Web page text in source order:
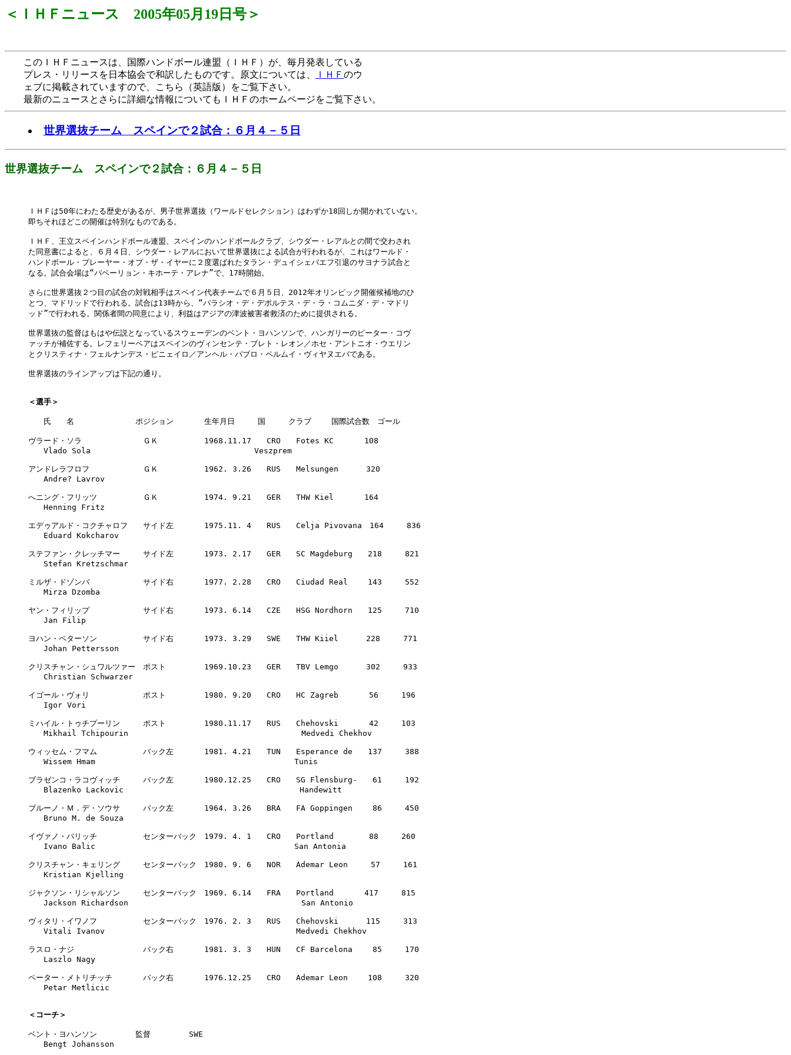
＜ＩＨＦニュース 2005年05月19日号＞
このＩＨＦニュースは、国際ハンドボール連盟（ＩＨＦ）が、毎月発表している
プレス・リリースを日本協会で和訳したものです。原文については、
ＩＨＦ のウ
ェブに掲載されていますので、こちら（英語版）をご覧下さい。
最新のニュースとさらに詳細な情報についてもＩＨＦのホームページをご覧下さい。
世界選抜チーム スペインで２試合：６月４－５日
世界選抜チーム スペインで２試合：６月４－５日
ＩＨＦは50年にわたる歴史があるが、男子世界選抜（ワールドセレクション）はわずか18回しか開かれていない。
即ちそれほどこの開催は特別なものである。
ＩＨＦ、王立スペインハンドボール連盟、スペインのハンドボールクラブ、シウダー・レアルとの間で交わされ
た同意書によると、６月４日、シウダー・レアルにおいて世界選抜による試合が行われるが、これはワールド・
ハンドボール・プレーヤー・オブ・ザ・イヤーに２度選ばれたタラン・デュイシェバエフ引退のサヨナラ試合と
なる。試合会場は“パベーリョン・キホーテ・アレナ”で、17時開始。
さらに世界選抜２つ目の試合の対戦相手はスペイン代表チームで６月５日、2012年オリンピック開催候補地のひ
とつ、マドリッドで行われる。試合は13時から、“パラシオ・デ・デポルテス・デ・ラ・コムニダ・デ・マドリ
ッド”で行われる。関係者間の同意により、利益はアジアの津波被害者救済のために提供される。
世界選抜の監督はもはや伝説となっているスウェーデンのベント・ヨハンソンで、ハンガリーのピーター・コヴ
ァッチが補佐する。レフェリーペアはスペインのヴィンセンテ・ブレト・レオン／ホセ・アントニオ・ウエリン
とクリスティナ・フェルナンデス・ピニェイロ／アンヘル・パブロ・ペルムイ・ヴィヤヌエバである。
世界選抜のラインアップは下記の通り。
＜選手＞
氏　　名　　　　　　　　ポジション　　　　生年月日　　　国　　　クラブ　　 国際試合数　ゴール
ヴラード・ソラ　　　　　　　　ＧＫ　　　　　　1968.11.17　　CRO　　Fotes KC　　　　108
Vlado Sola 					Veszprem
アンドレラフロフ　　　　　　　ＧＫ　　　　　　1962. 3.26　　RUS　　Melsungen　　　 320
Andre? Lavrov
へニング・フリッツ　　　　　　ＧＫ　　　　　　1974. 9.21　　GER　　THW Kiel　　　　164
Henning Fritz
エデゥアルド・コクチャロフ　　サイド左　　　　1975.11. 4　　RUS　　Celja Pivovana　164　　　836
Eduard Kokcharov
ステファン・クレッチマー　　　サイド左　　　　1973. 2.17　　GER　　SC Magdeburg　　218　　　821
Stefan Kretzschmar
ミルザ・ドゾンバ　　　　　　　サイド右　　　　1977. 2.28　　CRO　　Ciudad Real　　 143　　　552
Mirza Dzomba
ヤン・フィリップ　　　　　　　サイド右　　　　1973. 6.14　　CZE　　HSG Nordhorn　　125　　　710
Jan Filip
ヨハン・ペターソン　　　　　　サイド右　　　　1973. 3.29　　SWE　　THW Kiiel　　　 228　　　771
Johan Pettersson
クリスチャン・シュワルツァー　ポスト　　　　　1969.10.23　　GER　　TBV Lemgo　　　 302　　　933
Christian Schwarzer
イゴール・ヴォリ　　　　　　　ポスト　　　　　1980. 9.20　　CRO　　HC Zagreb　　　　56　　　196
Igor Vori
ミハイル・トゥチプーリン　　　ポスト　　　　　1980.11.17　　RUS　　Chehovski　　　　42　　　103
Mikhail Tchipourin　　　　　　　　　　　　　　　　　　　　　　 Medvedi Chekhov
ウィッセム・フマム　　　　　　バック左　　　　1981. 4.21　　TUN　　Esperance de　　137　　　388
Wissem Hmam　　　　　　　　　　　　　　　　　　　　　　　　　　Tunis
ブラゼンコ・ラコヴィッチ　　　バック左　　　　1980.12.25　　CRO　　SG Flensburg-　　61　　　192
Blazenko Lackovic　　　　　　　　　　　　　　　　　　　　　　　Handewitt
ブルーノ・Ｍ．デ・ソウサ　　　バック左　　　　1964. 3.26　　BRA　　FA Goppingen　　 86　　　450
Bruno M. de Souza
イヴァノ・バリッチ　　　　　　センターバック　1979. 4. 1　　CRO　　Portland　　　　 88　　　260
Ivano Balic　　　　　　　　　　　　　　　　　　　　　　　　　　San Antonia
クリスチャン・キェリング　　　センターバック　1980. 9. 6　　NOR　　Ademar Leon　　　57　　　161
Kristian Kjelling
ジャクソン・リシャルソン　　　センターバック　1969. 6.14　　FRA　　Portland　　　　417　　　815
Jackson Richardson　　　　　　　　　　　　　　　　　　　　　　 San Antonio
ヴィタリ・イワノフ　　　　　　センターバック　1976. 2. 3　　RUS　　Chehovski　　　 115　　　313
Vitali Ivanov　　　　　　　　　　　　　　　　　　　　　　　　　Medvedi Chekhov
ラスロ・ナジ　　　　　　　　　バック右　　　　1981. 3. 3　　HUN　　CF Barcelona　　 85　　　170
Laszlo Nagy
ペーター・メトリチッチ　　　　バック右　　　　1976.12.25　　CRO　　Ademar Leon　　 108　　　320
Petar Metlicic
＜コーチ＞
ベント・ヨハンソン　　　　　監督　　　　　SWE
Bengt Johansson